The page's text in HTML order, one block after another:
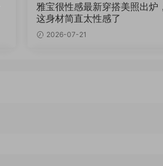
雅宝很性感最新穿搭美照出炉
这身材简直太性感了
2026-07-21